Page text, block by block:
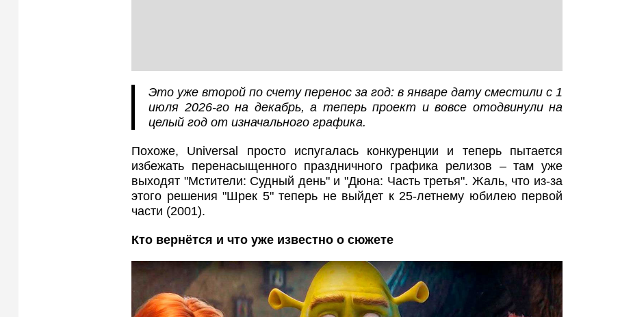
Это уже второй по счету перенос за год: в январе дату сместили с 1
июля 2026-го на декабрь, а теперь проект и вовсе отодвинули на
целый год от изначального графика.
Похоже, Universal просто испугалась конкуренции и теперь пытается
избежать перенасыщенного праздничного графика релизов – там уже
выходят "Мстители: Судный день" и "Дюна: Часть третья". Жаль, что из-за
этого решения "Шрек 5" теперь не выйдет к 25-летнему юбилею первой
части (2001).
Кто вернётся и что уже известно о сюжете